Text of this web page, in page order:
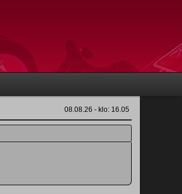
08.08.26 - klo: 16.05